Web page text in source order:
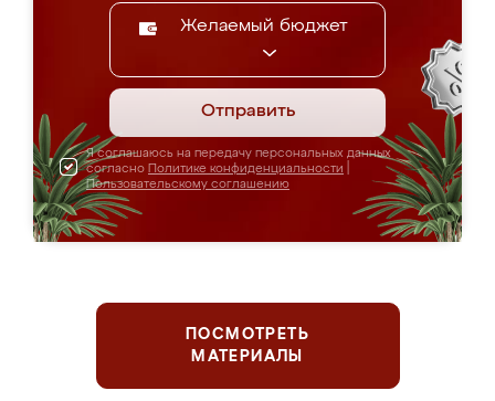
Желаемый бюджет
Отправить
Я соглашаюсь на передачу персональных данных
согласно Политике конфиденциальности
Пользовательскому соглашению
ПОСМОТРЕТЬ
МАТЕРИАЛЫ